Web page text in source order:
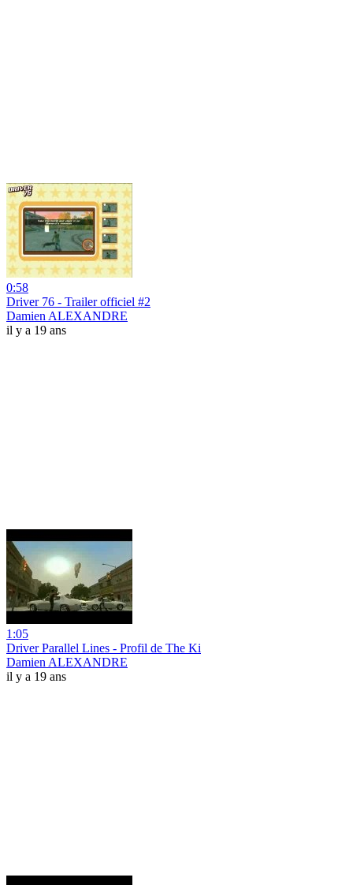
0:58
Driver 76 - Trailer officiel #2
Damien ALEXANDRE
il y a 19 ans
1:05
Driver Parallel Lines - Profil de The Ki
Damien ALEXANDRE
il y a 19 ans